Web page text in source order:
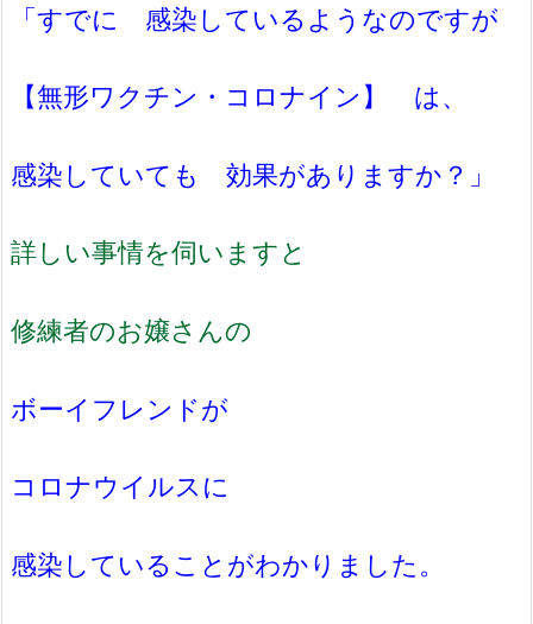
「すでに 感染しているようなのですが
【無形ワクチン・コロナイン】 は、
感染していても 効果がありますか？」
詳しい事情を伺いますと
修練者のお嬢さんの
ボーイフレンドが
コロナウイルスに
感染していることがわかりました。